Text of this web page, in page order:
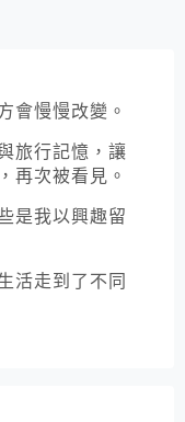
會慢慢改變。
旅行記憶，讓
再次被看見。
是我以興趣留
活走到了不同